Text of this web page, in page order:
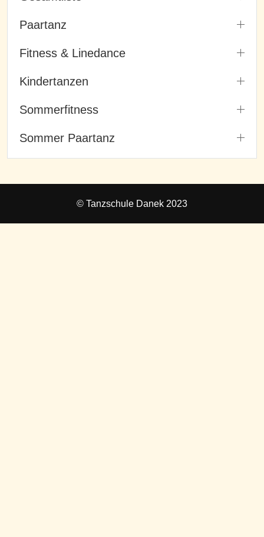
Paartanz
Fitness & Linedance
Kindertanzen
Sommerfitness
Sommer Paartanz
© Tanzschule Danek 2023